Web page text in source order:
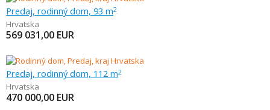
Predaj, rodinný dom, 93 m2
Hrvatska
569 031,00 EUR
Predaj, rodinný dom, 112 m2
Hrvatska
470 000,00 EUR